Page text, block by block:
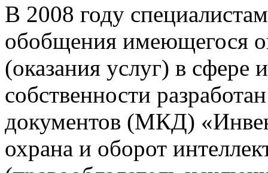
В 2008 году
обобщения имеющегося
(оказания услуг) в сфере
собственности
документов (МКД)
охрана и оборот